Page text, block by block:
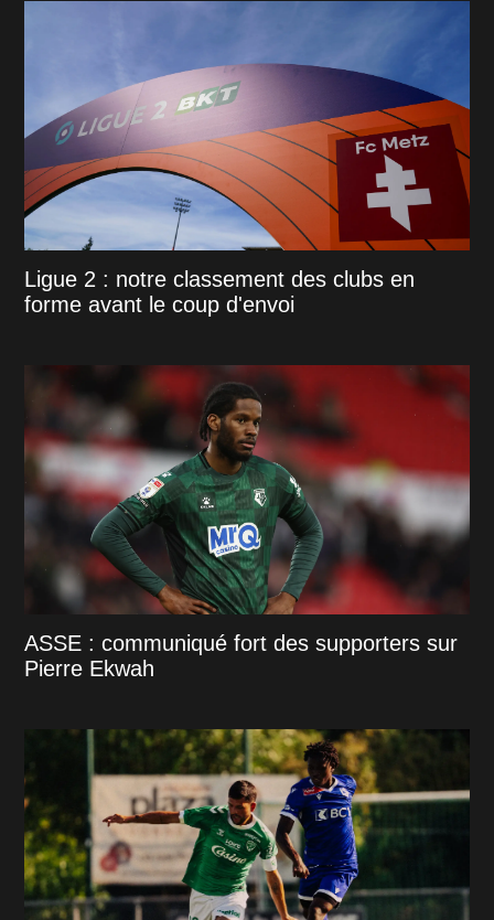
Ligue 2 : notre classement des clubs en
forme avant le coup d'envoi
ASSE : communiqué fort des supporters sur
Pierre Ekwah